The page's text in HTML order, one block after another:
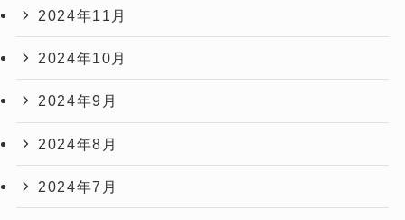
2024年11月
2024年10月
2024年9月
2024年8月
2024年7月